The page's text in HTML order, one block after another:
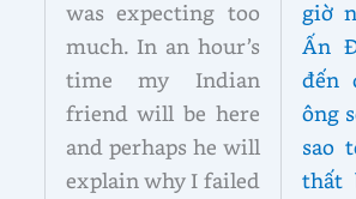
was expecting too
much. In an hour’s
time my Indian
friend will be here
and perhaps he will
explain why I failed
giờ
Ấn
đến
ông
sao
thất